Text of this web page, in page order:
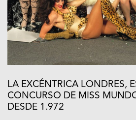
LA EXCÉNTRICA LONDRES,
CONCURSO DE MISS
DESDE 1.972